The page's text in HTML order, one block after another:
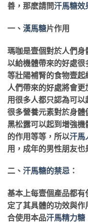
善，那麽請問汗馬糖效
一、 漢馬糖片作用
瑪咖是壹個對於人們
以給機體帶來的好處
等壯陽補腎的食物壹
人們帶來的好處將會
用很多人都只認為可
很多營養元素對於身
黑松露可以起到增強
的作用等等，所以汗馬
用，成年的男性朋友也
二、 汗馬糖的禁忌 ：
基本上每壹個產品都
定了其具體的功效與
合使用本品汗馬精力糖